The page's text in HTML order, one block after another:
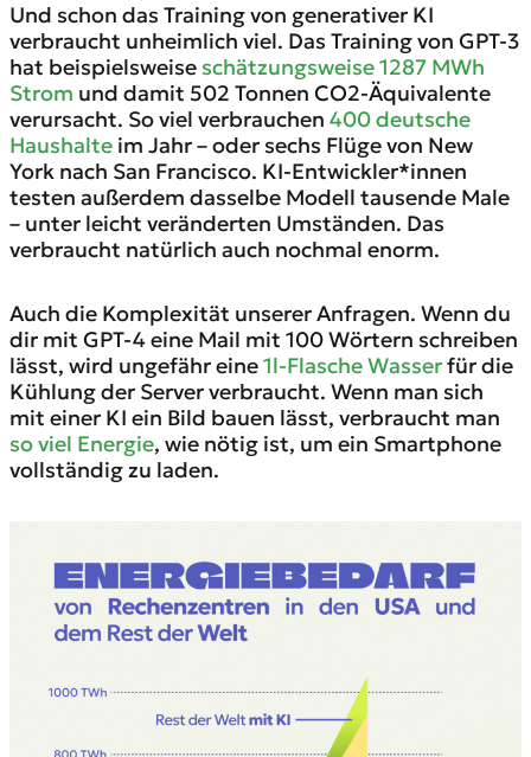
Und schon das Training von generativer KI
verbraucht unheimlich viel. Das Training von GPT-3
hat beispielsweise schätzungsweise 1287 MWh
Strom und damit 502 Tonnen CO2-Äquivalente
verursacht. So viel verbrauchen 400 deutsche
Haushalte im Jahr – oder sechs Flüge von New
York nach San Francisco. KI-Entwickler*innen
testen außerdem dasselbe Modell tausende Male
– unter leicht veränderten Umständen. Das
verbraucht natürlich auch nochmal enorm.
Auch die Komplexität unserer Anfragen. Wenn du
dir mit GPT‑4 eine Mail mit 100 Wörtern schreiben
lässt, wird ungefähr eine1l-Flasche Wasserfür die
Kühlung der Server verbraucht. Wenn man sich
mit einer KI ein Bild bauen lässt, verbraucht man
so viel Energie, wie nötig ist, um ein Smartphone
vollständig zu laden.